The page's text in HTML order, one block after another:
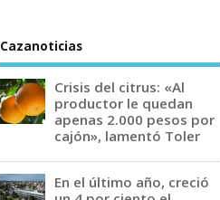
Cazanoticias
Crisis del citrus: «Al
productor le quedan
apenas 2.000 pesos por
cajón», lamentó Toler
En el último año, creció